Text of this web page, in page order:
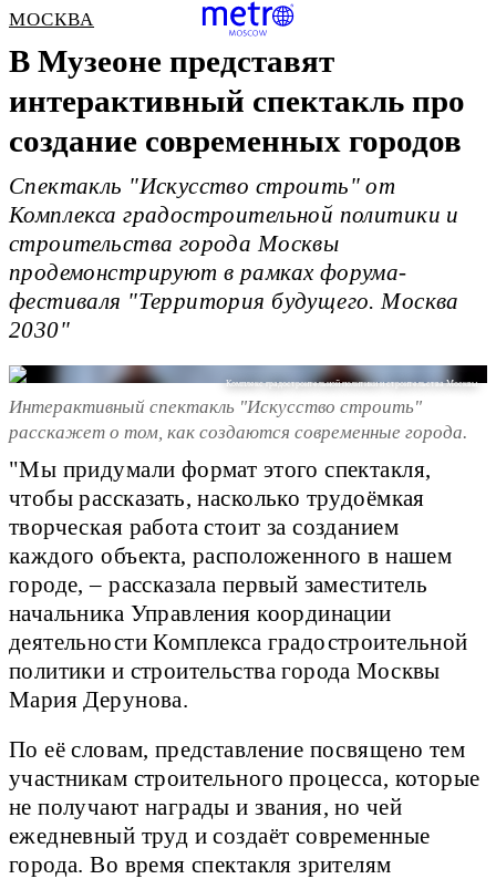
МОСКВА
В Музеоне представят
интерактивный спектакль про
создание современных городов
Спектакль "Искусство строить" от
Комплекса градостроительной политики и
строительства города Москвы
продемонстрируют в рамках форума-
фестиваля "Территория будущего. Москва
2030"
Комплекс градостроительной политики и строительства Москвы
Интерактивный спектакль "Искусство строить"
расскажет о том, как создаются современные города.
"Мы придумали формат этого спектакля,
чтобы рассказать, насколько трудоёмкая
творческая работа стоит за созданием
каждого объекта, расположенного в нашем
городе, – рассказала первый заместитель
начальника Управления координации
деятельности Комплекса градостроительной
политики и строительства города Москвы
Мария Дерунова.
По её словам, представление посвящено тем
участникам строительного процесса, которые
не получают награды и звания, но чей
ежедневный труд и создаёт современные
города. Во время спектакля зрителям